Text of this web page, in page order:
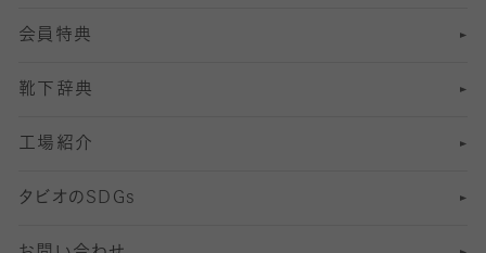
13分丈レギンス
Sサイズ（22～25cm）
Mサイズ（25～27cm）
Lサイズ（27～29cm）
足の疲れ対策
足の臭い対策
冷え対策
靴ずれ対策
会員特典
靴下辞典
工場紹介
タビオのSDGs